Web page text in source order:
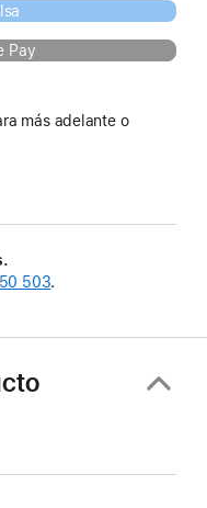
Pay
más adelante o
503.